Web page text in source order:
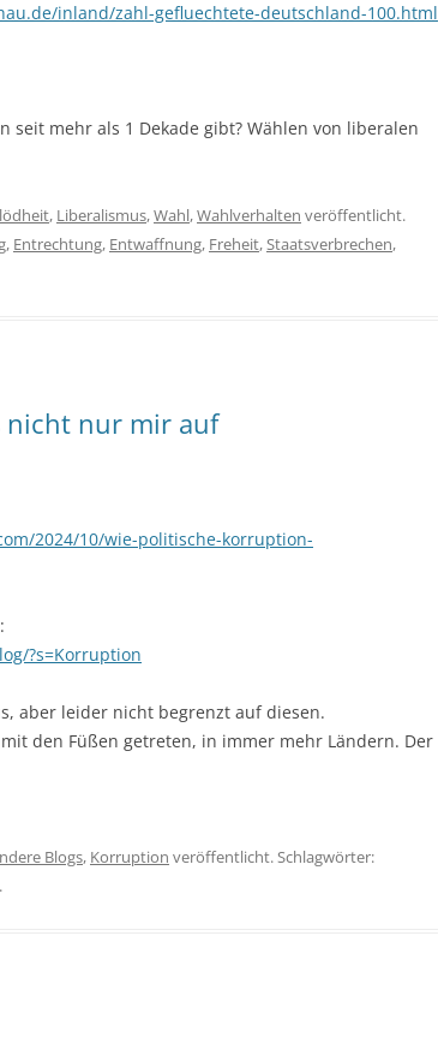
inland/zahl-gefluechtete-deutschland-100.html
seit mehr als 1 Dekade gibt? Wählen von liberalen
, Liberalismus,Wahl,Wahlverhalten veröffentlicht.
, Entrechtung, Entwaffnung, Freheit,Staatsverbrechen,
nicht nur mir auf
2024/10/wie-politische-korruption-
?s=Korruption
aber leider nicht begrenzt auf diesen.
den Füßen getreten, in immer mehr Ländern. Der
Blogs, Korruption veröffentlicht. Schlagwörter:
.